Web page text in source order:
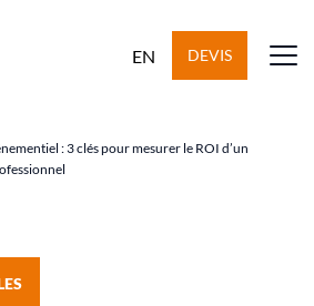
EN DEVIS
: 3 clés pour mesurer le ROI d’un